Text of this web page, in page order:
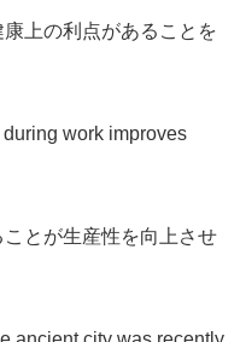
上の利点があることを
work improves
とが生産性を向上させ